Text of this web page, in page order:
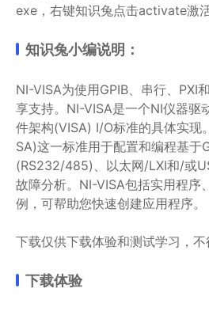
exe，右键知识兔点击activate激
知识兔小编说明：
NI-VISA为使用GPIB、串行、PXI
享支持。NI-VISA是一个NI仪器驱
件架构(VISA) I/O标准的具体实现
SA)这一标准用于配置和编程基于
(RS232/485)、以太网/LXI和/或
故障分析。NI-VISA包括实用程序
例，可帮助您快速创建应用程序。
下载仅供下载体验和测试学习，不
下载体验